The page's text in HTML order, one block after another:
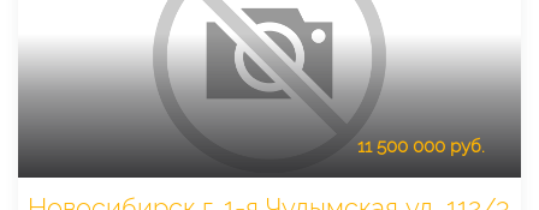
11 500 000 руб.